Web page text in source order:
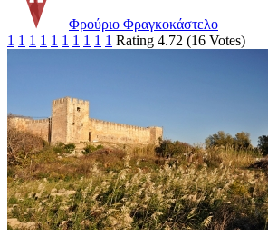
Φρούριο Φραγκοκάστελο
1 1 1 1 1 1 1 1 1 1 Rating 4.72 (16 Votes)